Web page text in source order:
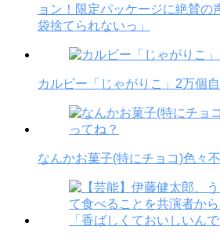
ョン！限定パッケージに絶賛の
袋捨てられないっ」
カルビー「じゃがりこ」2万個
なんかお菓子(特にチョコ)色々